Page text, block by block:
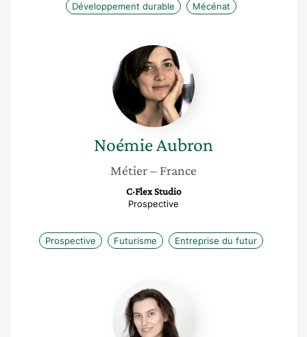
Développement durable Mécénat
Noémie
Aubron
NoémieAubron
Métier– France
C·Flex Studio
Prospective
Prospective Futurisme Entreprise du futur
Marta
Rybczynska